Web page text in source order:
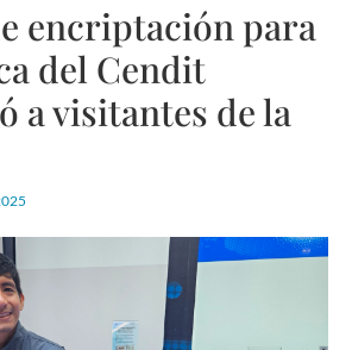
encriptación para
del Cendit
a visitantes de la